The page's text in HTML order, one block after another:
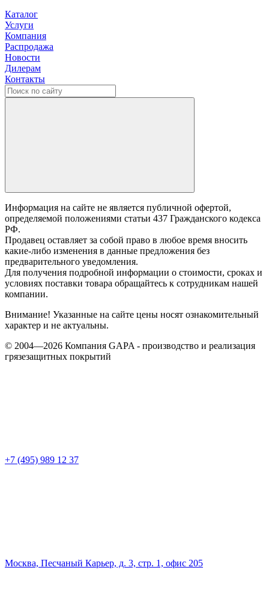
Каталог
Услуги
Компания
Распродажа
Новости
Дилерам
Контакты
Информация на сайте не является публичной офертой,
определяемой положениями статьи 437 Гражданского кодекса
РФ.
Продавец оставляет за собой право в любое время вносить
какие-либо изменения в данные предложения без
предварительного уведомления.
Для получения подробной информации о стоимости, сроках и
условиях поставки товара обращайтесь к сотрудникам нашей
компании.
Внимание! Указанные на сайте цены носят ознакомительный
характер и не актуальны.
© 2004—2026 Компания GAPA - производство и реализация
грязезащитных покрытий
+7 (495) 989 12 37
Москва, Песчаный Карьер, д. 3, стр. 1, офис 205